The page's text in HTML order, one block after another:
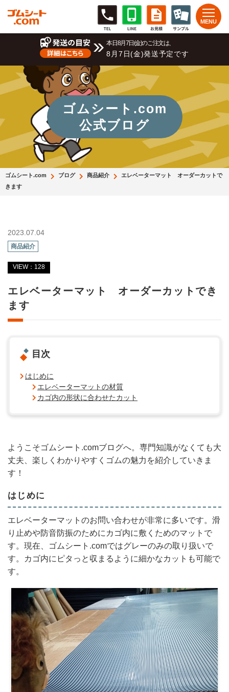
本日8月7日(金)のご注文は、
8月7日(金)発送予定です
ゴムシート.com
公式ブログ
ゴムシート.com ブログ 商品紹介
エレベーターマット オーダーカットで
きます
2023.07.04
商品紹介
VIEW：128
エレベーターマット オーダーカットでき
ます
目次
はじめに
エレベーターマットの材質
カゴ内の形状に合わせたカット
ようこそゴムシート.comブログへ。専門知識がなくても大
丈夫、楽しくわかりやすくゴムの魅力を紹介していきま
す！
はじめに
エレベーターマットのお問い合わせが非常に多いです。滑
り止めや防音防振のためにカゴ内に敷くためのマットで
す。現在、ゴムシート.comではグレーのみの取り扱いで
す。カゴ内にピタっと収まるように細かなカットも可能で
す。